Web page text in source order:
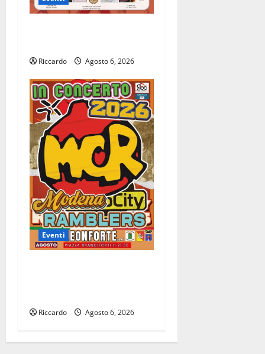
Riccardo Agosto 6, 2026
Eventi
Riccardo Agosto 6, 2026